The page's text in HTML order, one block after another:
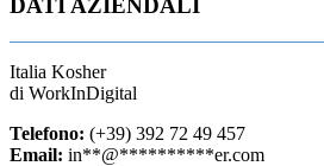
DATI AZIENDALI
Italia Kosher
di WorkInDigital
Telefono: (+39) 392 72 49 457
Email: in**@**********er.com